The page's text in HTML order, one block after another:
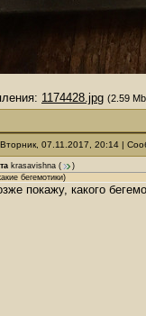
1174428.jpg (2.59
07.11.2017, 20:14 |
krasavishna (
)
бегемотики)
покажу, какого